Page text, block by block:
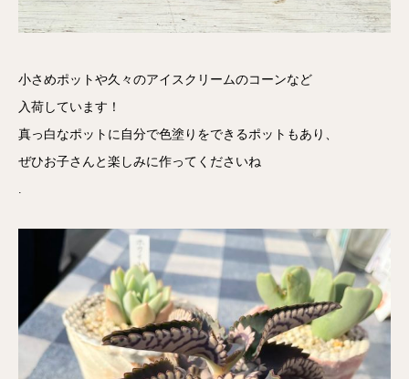
小さめポットや久々のアイスクリームのコーンなど
入荷しています！
真っ白なポットに自分で色塗りをできるポットもあり、
ぜひお子さんと楽しみに作ってくださいね
.